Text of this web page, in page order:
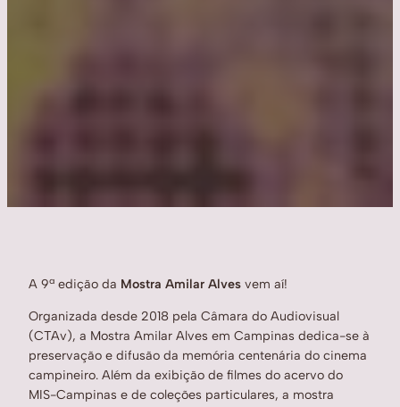
A 9ª edição da Mostra Amilar Alves vem aí!
Organizada desde 2018 pela Câmara do Audiovisual
(CTAv), a Mostra Amilar Alves em Campinas dedica-se à
preservação e difusão da memória centenária do cinema
campineiro. Além da exibição de filmes do acervo do
MIS-Campinas e de coleções particulares, a mostra